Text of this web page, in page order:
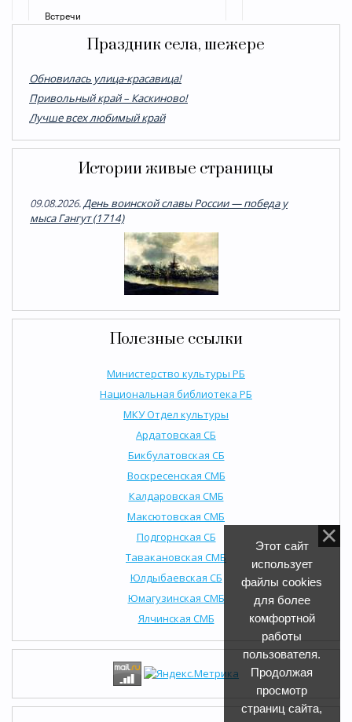
Праздник села, шежере
Обновилась улица-красавица!
Привольный край – Каскиново!
Лучше всех любимый край
Истории живые страницы
09.08.2026.День воинской славы России — победа у
мыса Гангут (1714)
Полезные ссылки
Министерство культуры РБ
Национальная библиотека РБ
МКУ Отдел культуры
Ардатовская СБ
Бикбулатовская СБ
Воскресенская СМБ
Калдаровская СМБ
Максютовская СМБ
Подгорнская СБ
Тавакановская СМБ
Юлдыбаевская СБ
Юмагузинская СМБ
Ялчинская СМБ
Этот сайт
использует
файлы cookies
для более
комфортной
работы
пользователя.
Продолжая
просмотр
страниц сайта,